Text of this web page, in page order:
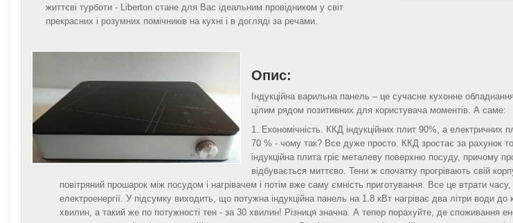
життєві турботи - Liberton стане для Вас ідеальним провідником у світ
прекрасних і розумних помічників на кухні і в догляді за речами.
Опис:
Індукційна варильна панель – це сучасне кухонне
цілим рядом позитивних для користувача моментів. А саме:
Економічність. ККД індукційних плит 90%, а електричних
70 % - чому так? Все дуже просто. ККД зростає за рахунок
індукційна плита гріє металеву поверхню посуду, причому
відбувається миттєво. Тени ж спочатку прогрівають свій
повітряний прошарок між посудом і нагрівачем і потім вже саму ємність приготування. Все це втрати часу,
електроенергії. У підсумку виходить, що потужна індукційна панель на 1.8 кВт нагріває два літри води до
хвилин, а такий же по потужності тен - за 30 хвилин! Різниця значна. А тепер порахуйте, де споживання